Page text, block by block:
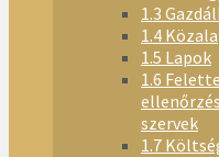
1.3
1.4
1.5 Lapok
1.6
szervek
1.7